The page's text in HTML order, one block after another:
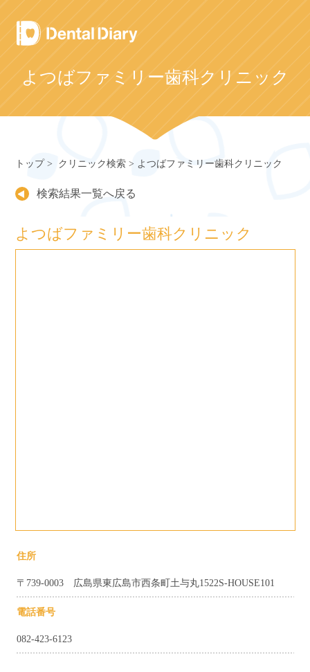
Skip
to
content
よつばファミリー歯科クリニック
トップ クリニック検索 よつばファミリー歯科クリニック
検索結果一覧へ戻る
よつばファミリー歯科クリニック
住所
〒739-0003 広島県東広島市西条町土与丸1522S-HOUSE101
電話番号
082-423-6123